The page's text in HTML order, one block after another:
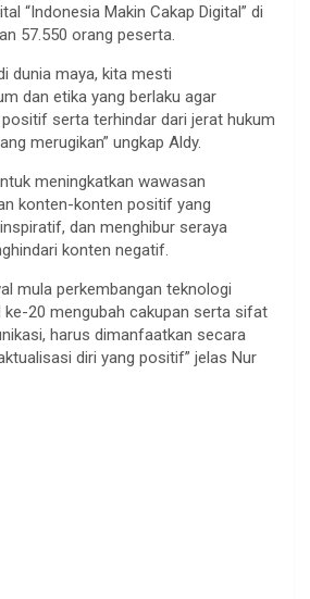
“Indonesia Makin Cakap Digital” di
57.550 orang peserta.
dunia maya, kita mesti
dan etika yang berlaku agar
serta terhindar dari jerat hukum
merugikan” ungkap Aldy.
meningkatkan wawasan
konten-konten positif yang
dan menghibur seraya
konten negatif.
mula perkembangan teknologi
ke-20 mengubah cakupan serta sifat
harus dimanfaatkan secara
diri yang positif” jelas Nur